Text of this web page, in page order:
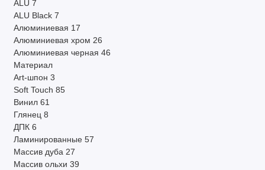
ALU 7
ALU Black 7
Алюминиевая 17
Алюминиевая хром 26
Алюминиевая черная 46
Материал
Art-шпон 3
Soft Touch 85
Винил 61
Глянец 8
ДПК 6
Ламинированные 57
Массив дуба 27
Массив ольхи 39